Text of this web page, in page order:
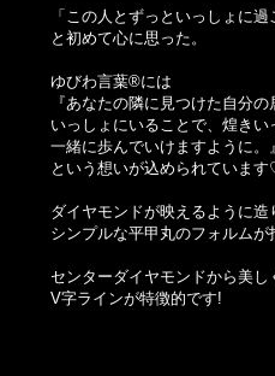
「この人とずっといっしょに過
と初めて心に思った。
ゆびわ言葉®には
『あなたの隣に見つけた自分の
いっしょにいることで、煌きい
一緒に歩んでいけますように。』
という想いが込められていま
ダイヤモンドが映えるように造
シンプルな平甲丸のフォルムが
センターダイヤモンドから美し
V字ラインが特徴的です!